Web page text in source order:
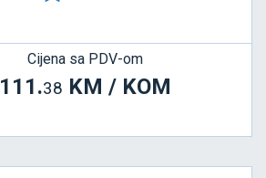
Cijena sa PDV-om
111.38 KM / KOM